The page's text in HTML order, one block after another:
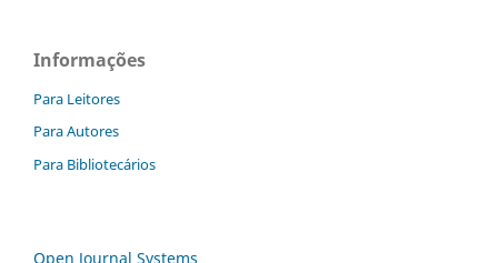
Informações
Para Leitores
Para Autores
Para Bibliotecários
Open Journal Systems